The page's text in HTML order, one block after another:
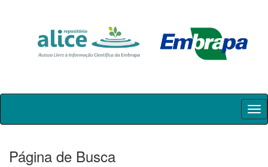
Skip
Página de Busca